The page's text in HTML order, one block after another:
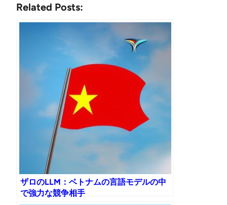
Related Posts:
ザロのLLM：ベトナムの言語モデルの中
で強力な競争相手